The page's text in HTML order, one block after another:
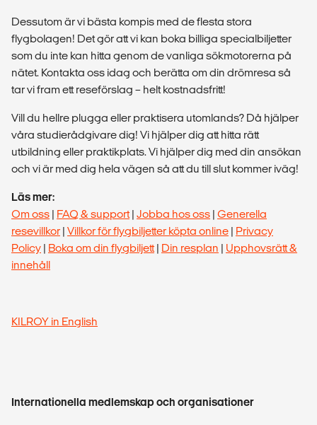
Dessutom är vi bästa kompis med de flesta stora
flygbolagen! Det gör att vi kan boka billiga specialbiljetter
som du inte kan hitta genom de vanliga sökmotorerna på
nätet. Kontakta oss idag och berätta om din drömresa så
tar vi fram ett reseförslag – helt kostnadsfritt!
Vill du hellre plugga eller praktisera utomlands? Då hjälper
våra studierådgivare dig! Vi hjälper dig att hitta rätt
utbildning eller praktikplats. Vi hjälper dig med din ansökan
och vi är med dig hela vägen så att du till slut kommer iväg!
Läs mer:
Om oss | FAQ & support| Jobba hos oss | Generella
resevillkor | Villkor för flygbiljetter köpta online | Privacy
Policy | Boka om din flygbiljett| Din resplan | Upphovsrätt &
innehåll
KILROY in English
Internationella medlemskap och organisationer